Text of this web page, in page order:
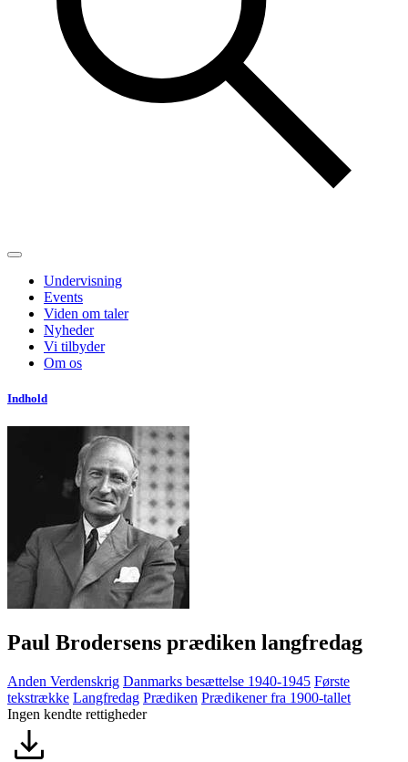
Undervisning
Events
Viden om taler
Nyheder
Vi tilbyder
Om os
Indhold
Paul Brodersens prædiken langfredag
Anden Verdenskrig Danmarks besættelse 1940-1945 Første
tekstrække Langfredag Prædiken Prædikener fra 1900-tallet
Ingen kendte rettigheder